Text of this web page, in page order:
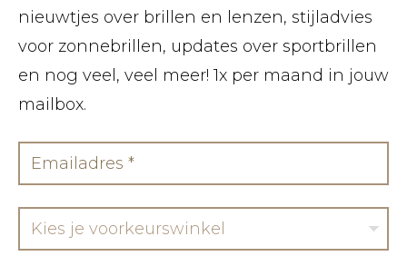
nieuwtjes over brillen en lenzen, stijladvies
voor zonnebrillen, updates over sportbrillen
en nog veel, veel meer! 1x per maand in jouw
mailbox.
Kies je voorkeurswinkel